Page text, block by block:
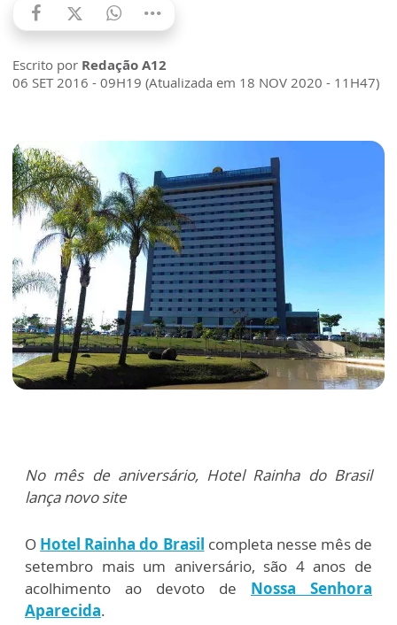
Escrito por Redação A12
06 SET 2016 - 09H19 (Atualizada em 18 NOV 2020 - 11H47)
No mês de aniversário, Hotel Rainha do Brasil
lança novo site
O Hotel Rainha do Brasil completa nesse mês de
setembro mais um aniversário, são 4 anos de
acolhimento ao devoto de Nossa Senhora
Aparecida.